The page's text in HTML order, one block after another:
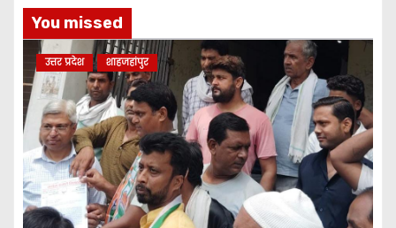
You missed
उत्तर प्रदेश शाहजहांपुर